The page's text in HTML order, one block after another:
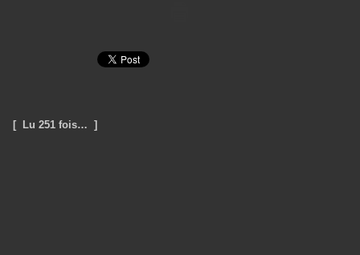
[ Lu 251 fois… ]